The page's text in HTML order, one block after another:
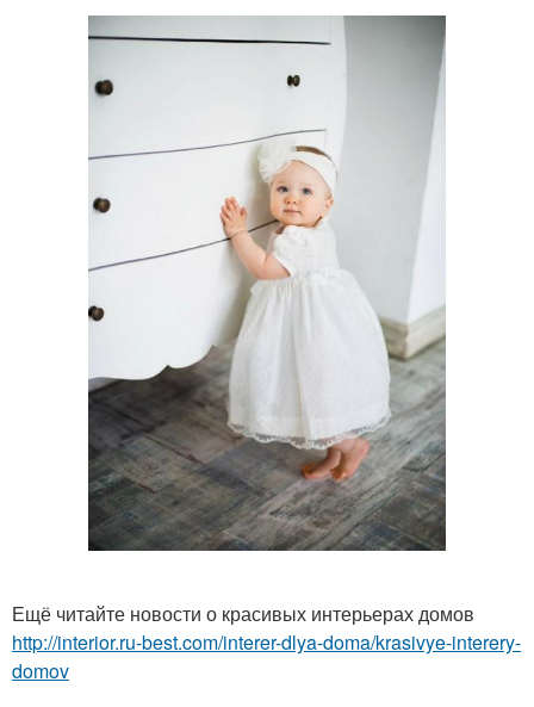
Ещё читайте новости о красивых интерьерах домов
http://interior.ru-best.com/interer-dlya-doma/krasivye-interery-
domov